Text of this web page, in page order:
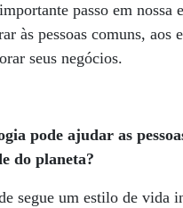
passo em nossa
às pessoas comuns,
seus negócios.
pode ajudar as
do planeta?
segue um estilo de vida